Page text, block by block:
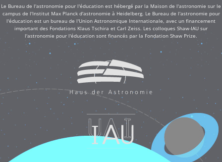
Le Bureau de l'astronomie pour l'éducation est hébergé par la Maison de l'astronomie sur le
campus de l'Institut Max Planck d'astronomie à Heidelberg. Le Bureau de l'astronomie pour
l'éducation est un bureau de l'Union Astronomique Internationale, avec un financement
important des Fondations Klaus Tschira et Carl Zeiss. Les colloques Shaw-IAU sur
l'astronomie pour l'éducation sont financés par la Fondation Shaw Prize.